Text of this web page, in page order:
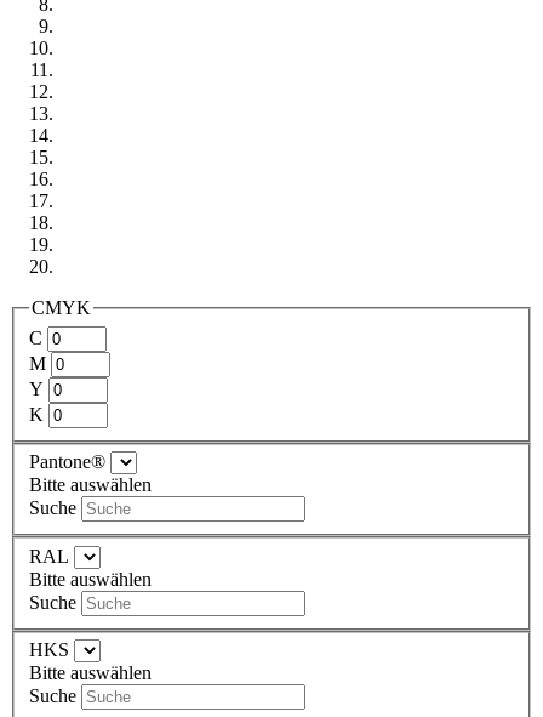
CMYK
C
M
Y
K
Pantone®
Bitte auswählen
Suche
RAL
Bitte auswählen
Suche
HKS
Bitte auswählen
Suche